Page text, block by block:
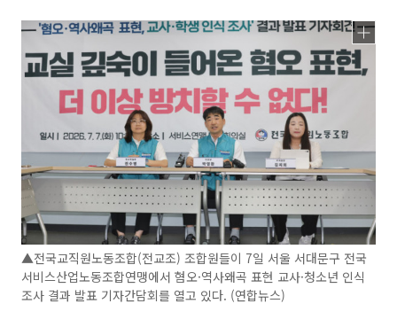
▲전국교직원노동조합(전교조) 조합원들이 7일 서울 서대문구 전국
서비스산업노동조합연맹에서 혐오·역사왜곡 표현 교사·청소년 인식
조사 결과 발표 기자간담회를 열고 있다. (연합뉴스)